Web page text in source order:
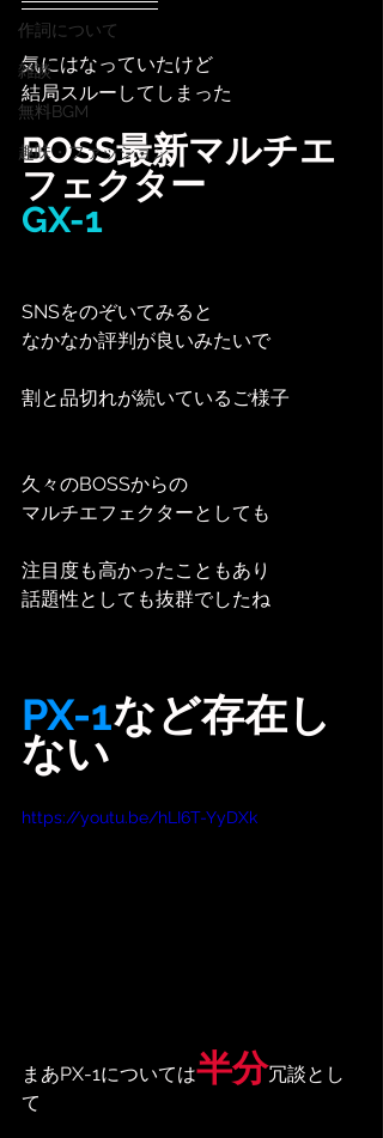
作詞について
雑談
無料BGM
趣味・ファッション
気にはなっていたけど
結局スルーしてしまった
BOSS最新マルチエ
フェクター
GX-1
SNSをのぞいてみると
なかなか評判が良いみたいで
割と品切れが続いているご様子
久々のBOSSからの
マルチエフェクターとしても
注目度も高かったこともあり
話題性としても抜群でしたね
PX-1など存在し
ない
https://youtu.be/hLI6T-YyDXk
まあPX-1については半分冗談とし
て